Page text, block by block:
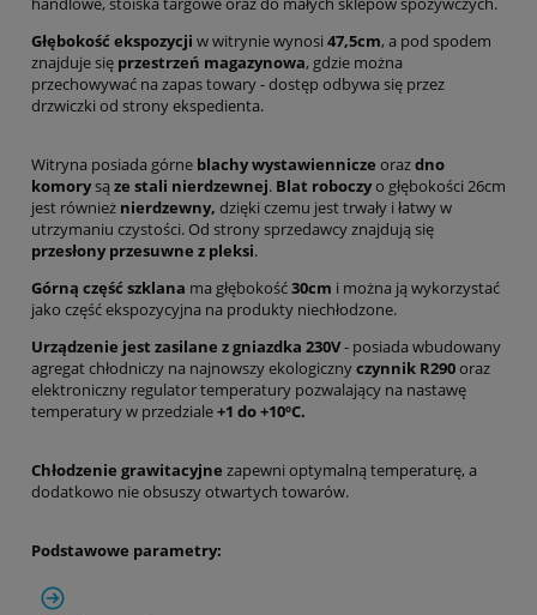
Głębokość ekspozycji w witrynie wynosi 47,5cm, a pod spodem
znajduje się przestrzeń magazynowa, gdzie można
przechowywać na zapas towary - dostęp odbywa się przez
drzwiczki od strony ekspedienta.
Witryna posiada górne blachy wystawiennicze orazdno
komorysą ze stali nierdzewnej. Blat roboczyo głębokości 26cm
jest również nierdzewny, dzięki czemu jest trwały i łatwy w
utrzymaniu czystości. Od strony sprzedawcy znajdują się
przesłony przesuwne z pleksi.
Górną część szklana ma głębokość30cm i można ją wykorzystać
jako część ekspozycyjna na produkty niechłodzone.
Urządzenie jest zasilane z gniazdka 230V- posiada wbudowany
agregat chłodniczy na najnowszy ekologicznyczynnik R290oraz
elektroniczny regulator temperatury pozwalający na nastawę
temperatury w przedziale+1 do +10ºC.
Chłodzenie grawitacyjne zapewni optymalną temperaturę, a
dodatkowo nie obsuszy otwartych towarów.
Podstawowe parametry: